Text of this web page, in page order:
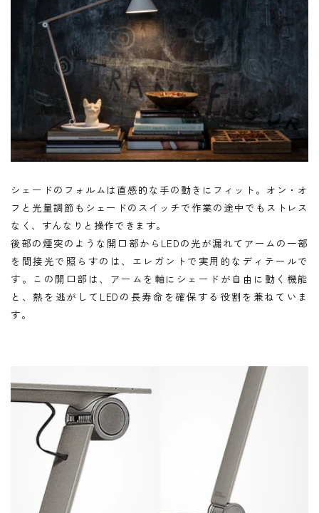
シェードのフォルムは直感的な手の動きにフィット。オン・オ
フと光量調節もシェードのスイッチで作業の途中でもストレス
なく、すんなりと操作できます。
後部の煙突のような開口部からLEDの光が漏れてアームの一部
を間接光で照らすのは、エレガントで実用的なディテールで
す。この開口部は、アームを軸にシェードが自由に動く機能
と、熱を逃がしてLEDの長寿命を確保する役割を兼ねていま
す。